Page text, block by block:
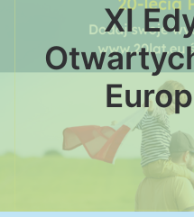
Wydarzenia
Oferta finansowania
Media
XI